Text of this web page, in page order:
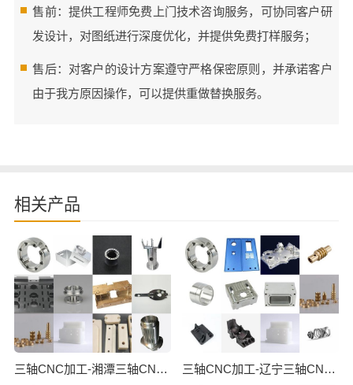
售前：提供工程师免费上门技术咨询服务，可协同客户研
发设计，对图纸进行深度优化，并提供免费打样服务；
售后：对客户的设计方案遵守严格保密原则，并承诺客户
由于我方原因操作，可以提供重做替换服务。
相关产品
三轴CNC加工-湘潭三轴CNC数控加工 三轴CNC加工-辽宁三轴CNC数控加工